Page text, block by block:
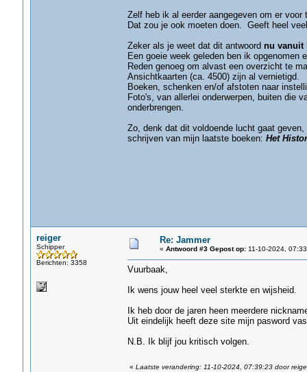
Zelf heb ik al eerder aangegeven om er
Dat zou je ook moeten doen. Geeft heel
Zeker als je weet dat dit antwoord nu vanuit
Een goeie week geleden ben ik
Reden genoeg om alvast een overzicht te
Ansichtkaarten (ca. 4500) zijn al vernietigd.
Boeken, schenken en/of afstoten naar
Foto's, van allerlei onderwerpen, buiten die
onderbrengen.
Zo, denk dat dit voldoende lucht gaat
schrijven van mijn laatste boeken: Het
reiger
Schipper
Berichten: 3358
Re: Jammer
« Antwoord #3 Gepost op:11-10-2024,
Vuurbaak,
Ik wens jouw heel veel sterkte en wijsheid.
Ik heb door de jaren heen meerdere
Uit eindelijk heeft deze site mijn pasword
N.B. Ik blijf jou kritisch volgen.
« Laatste verandering: 11-10-2024, 07:39:23 door